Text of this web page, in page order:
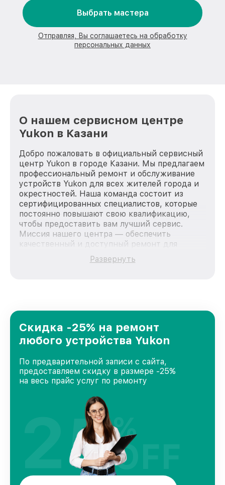
Выбрать мастера
Отправляя, Вы соглашаетесь на обработку
персональных данных
О нашем сервисном центре
Yukon в Казани
Добро пожаловать в официальный сервисный
центр Yukon в городе Казани. Мы предлагаем
профессиональный ремонт и обслуживание
устройств Yukon для всех жителей города и
окрестностей. Наша команда состоит из
сертифицированных специалистов, которые
постоянно повышают свою квалификацию,
чтобы предоставить вам лучший сервис.
Миссия нашего центра — обеспечить
качественный и доступный ремонт для
каждого пользователя продукции Yukon, вне
зависимости от сложности поломки. Мы
и лояльности наших клиентов.
Развернуть
Скидка -25% на ремонт
любого устройства Yukon
По предварительной записи с сайта,
предоставляем скидку в размере -25%
на весь прайс услуг по ремонту
25%
OFF